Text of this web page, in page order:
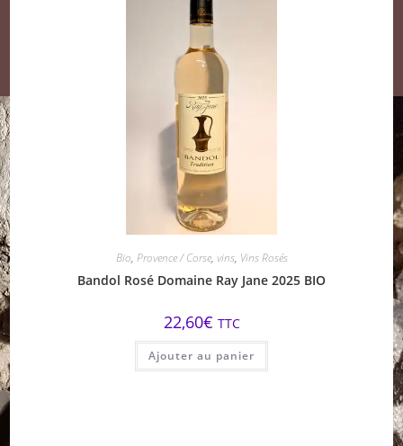
Bio, Provence / Corse, vins, Vins Rosés
Bandol Rosé Domaine Ray Jane 2025 BIO
22,60€ TTC
Ajouter au panier